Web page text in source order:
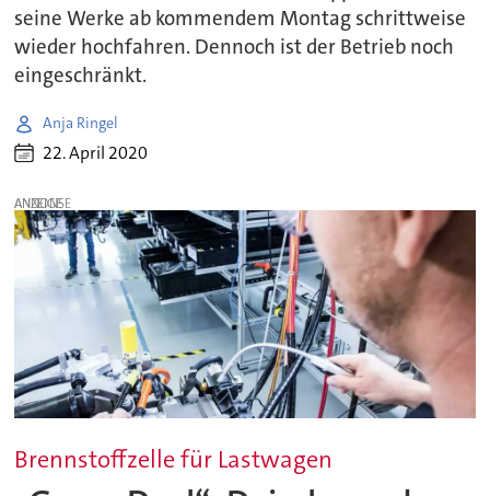
seine Werke ab kommendem Montag schrittweise
wieder hochfahren. Dennoch ist der Betrieb noch
eingeschränkt.
Anja Ringel
22. April 2020
ANZEIGE
Brennstoffzelle für Lastwagen